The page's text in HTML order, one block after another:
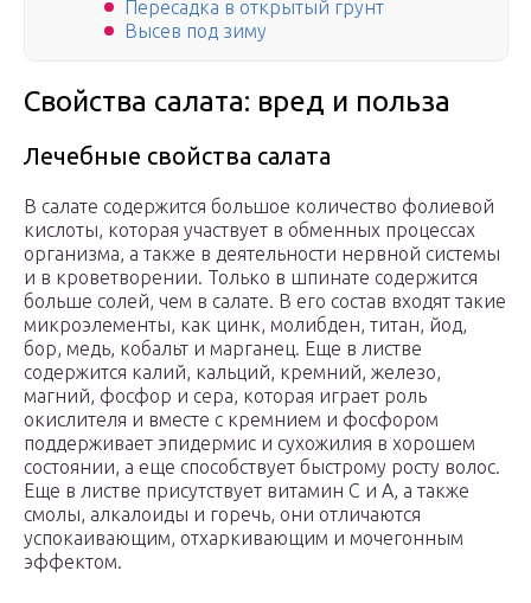
Пересадка в открытый грунт
Высев под зиму
Свойства салата: вред и польза
Лечебные свойства салата
В салате содержится большое количество фолиевой
кислоты, которая участвует в обменных процессах
организма, а также в деятельности нервной системы
и в кроветворении. Только в шпинате содержится
больше солей, чем в салате. В его состав входят такие
микроэлементы, как цинк, молибден, титан, йод,
бор, медь, кобальт и марганец. Еще в листве
содержится калий, кальций, кремний, железо,
магний, фосфор и сера, которая играет роль
окислителя и вместе с кремнием и фосфором
поддерживает эпидермис и сухожилия в хорошем
состоянии, а еще способствует быстрому росту волос.
Еще в листве присутствует витамин С и А, а также
смолы, алкалоиды и горечь, они отличаются
успокаивающим, отхаркивающим и мочегонным
эффектом.